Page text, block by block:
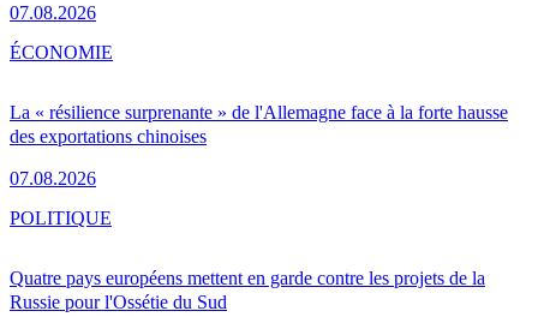
07.08.2026
La « résilience surprenante » de l'Allemagne face à la forte hausse
des exportations chinoises
07.08.2026
ÉCONOMIE
Quatre pays européens mettent en garde contre les projets de la
Russie pour l'Ossétie du Sud
POLITIQUE